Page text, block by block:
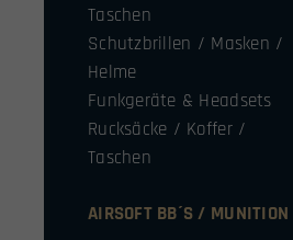
Taschen
Schutzbrillen / Masken /
Helme
Funkgeräte & Headsets
Rucksäcke / Koffer /
Taschen
AIRSOFT BB´S / MUNITION